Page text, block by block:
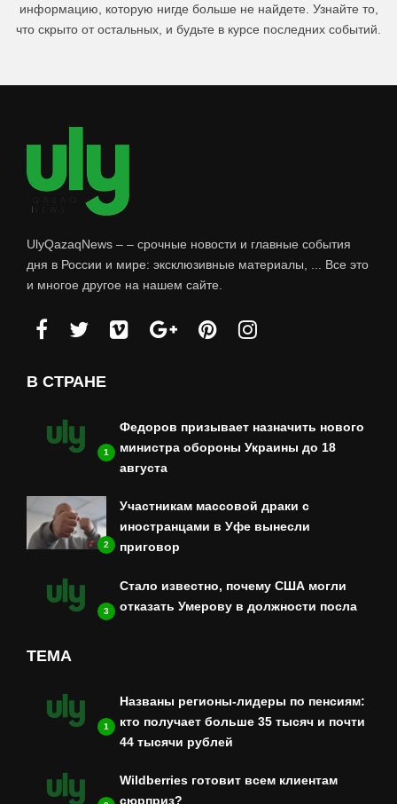
информацию, которую нигде больше не найдете. Узнайте то,
что скрыто от остальных, и будьте в курсе последних событий.
UlyQazaqNews – – срочные новости и главные события
дня в России и мире: эксклюзивные материалы, ... Все это
и многое другое на нашем сайте.
В СТРАНЕ
1
Федоров призывает назначить нового
министра обороны Украины до 18
августа
2
Участникам массовой драки с
иностранцами в Уфе вынесли
приговор
3
Стало известно, почему США могли
отказать Умерову в должности посла
ТЕМА
1
Названы регионы-лидеры по пенсиям:
кто получает больше 35 тысяч и почти
44 тысячи рублей
Wildberries готовит всем клиентам
сюрприз?